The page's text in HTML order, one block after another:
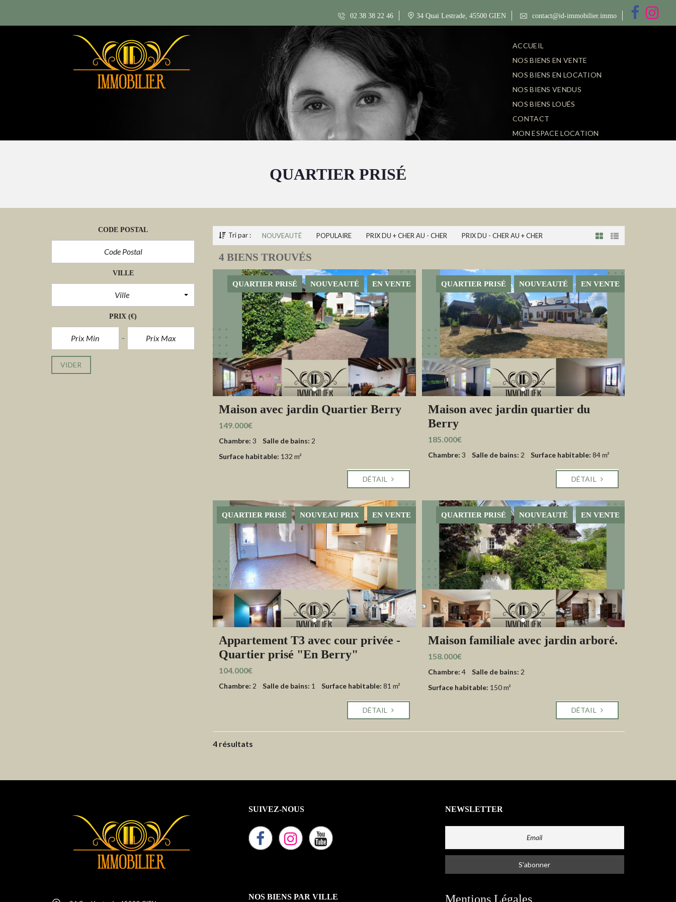
02 38 38 22 46 34 Quai Lestrade, 45500 GIEN contact@id-immobilier.immo
ACCUEIL
NOS BIENS EN VENTE
NOS BIENS EN LOCATION
NOS BIENS VENDUS
NOS BIENS LOUÉS
CONTACT
MON ESPACE LOCATION
QUARTIER PRISÉ
CODE POSTAL
VILLE
Ville
PRIX (€)
VIDER
Tri par : NOUVEAUTÉ POPULAIRE PRIX DU + CHER AU - CHER PRIX DU - CHER AU + CHER
4 BIENS TROUVÉS
EN VENTE
NOUVEAUTÉ
QUARTIER PRISÉ
Maison avec jardin Quartier Berry
149.000€
Chambre: 3 Salle de bains: 2
Surface habitable: 132 m²
DÉTAIL
EN VENTE
NOUVEAUTÉ
QUARTIER PRISÉ
Maison avec jardin quartier du
Berry
185.000€
Chambre: 3 Salle de bains: 2 Surface habitable: 84 m²
DÉTAIL
EN VENTE
NOUVEAU PRIX
QUARTIER PRISÉ
Appartement T3 avec cour privée -
Quartier prisé "En Berry"
104.000€
Chambre: 2 Salle de bains: 1 Surface habitable: 81 m²
DÉTAIL
EN VENTE
NOUVEAUTÉ
QUARTIER PRISÉ
Maison familiale avec jardin arboré.
158.000€
Chambre: 4 Salle de bains: 2
Surface habitable: 150 m²
DÉTAIL
4 résultats
SUIVEZ-NOUS NEWSLETTER
NOS BIENS PAR VILLE Mentions Légales